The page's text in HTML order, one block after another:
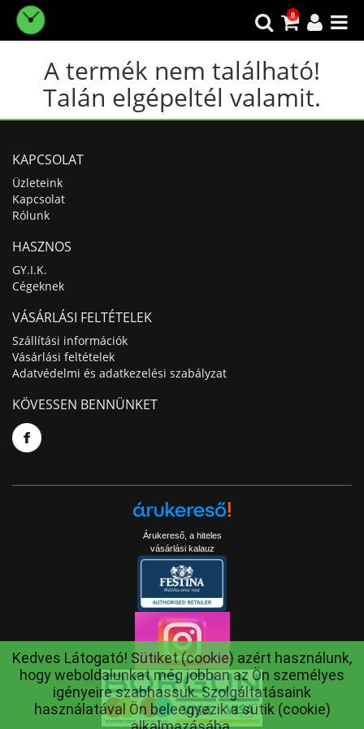
0
A termék nem található!
Talán elgépeltél valamit.
KAPCSOLAT
Üzleteink
Kapcsolat
Rólunk
HASZNOS
GY.I.K.
Cégeknek
VÁSÁRLÁSI FELTÉTELEK
Szállítási információk
Vásárlási feltételek
Adatvédelmi és adatkezelési szabályzat
KÖVESSEN BENNÜNKET
Árukereső, a hiteles
vásárlási kalauz
Kedves Látogató! Sütiket (cookie) azért használunk,
hogy weboldalunkat még jobban az Ön személyes
igényeire szabhassuk. Szolgáltatásaink
használatával Ön beleegyezik a sütik (cookie)